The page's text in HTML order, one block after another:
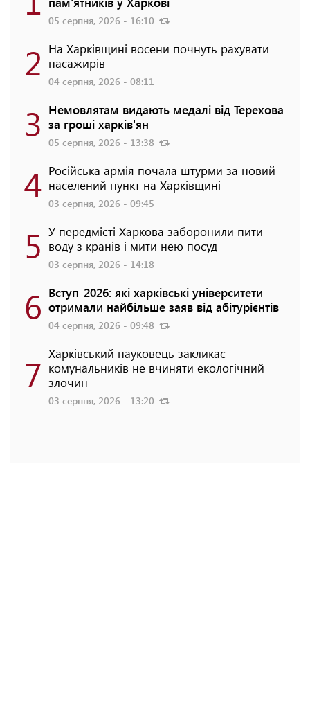
05 серпня, 2026 - 16:10
2 На Харківщині восени почнуть рахувати
пасажирів
04 серпня, 2026 - 08:11
3 Немовлятам видають медалі від Терехова
за гроші харків'ян
05 серпня, 2026 - 13:38
4 Російська армія почала штурми за новий
населений пункт на Харківщині
03 серпня, 2026 - 09:45
5 У передмісті Харкова заборонили пити
воду з кранів і мити нею посуд
03 серпня, 2026 - 14:18
6 Вступ-2026: які харківські університети
отримали найбільше заяв від абітурієнтів
04 серпня, 2026 - 09:48
7 Харківський науковець закликає
комунальників не вчиняти екологічний
злочин
03 серпня, 2026 - 13:20